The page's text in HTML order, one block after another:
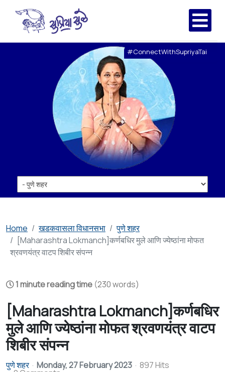
#ConnectWithSupriyaTai
Home खडकवासला विधानसभा
पुणे शहर
[Maharashtra Lokmanch]कर्णबधिर मुले आणि ज्येष्ठांना मोफत
श्रवणयंत्र वाटप शिबीर संपन्न
1 minute reading time (230 words)
[Maharashtra Lokmanch]कर्णबधिर
मुले आणि ज्येष्ठांना मोफत श्रवणयंत्र वाटप
शिबीर संपन्न
पुणे शहर Monday, 27 February 2023 897 Hits